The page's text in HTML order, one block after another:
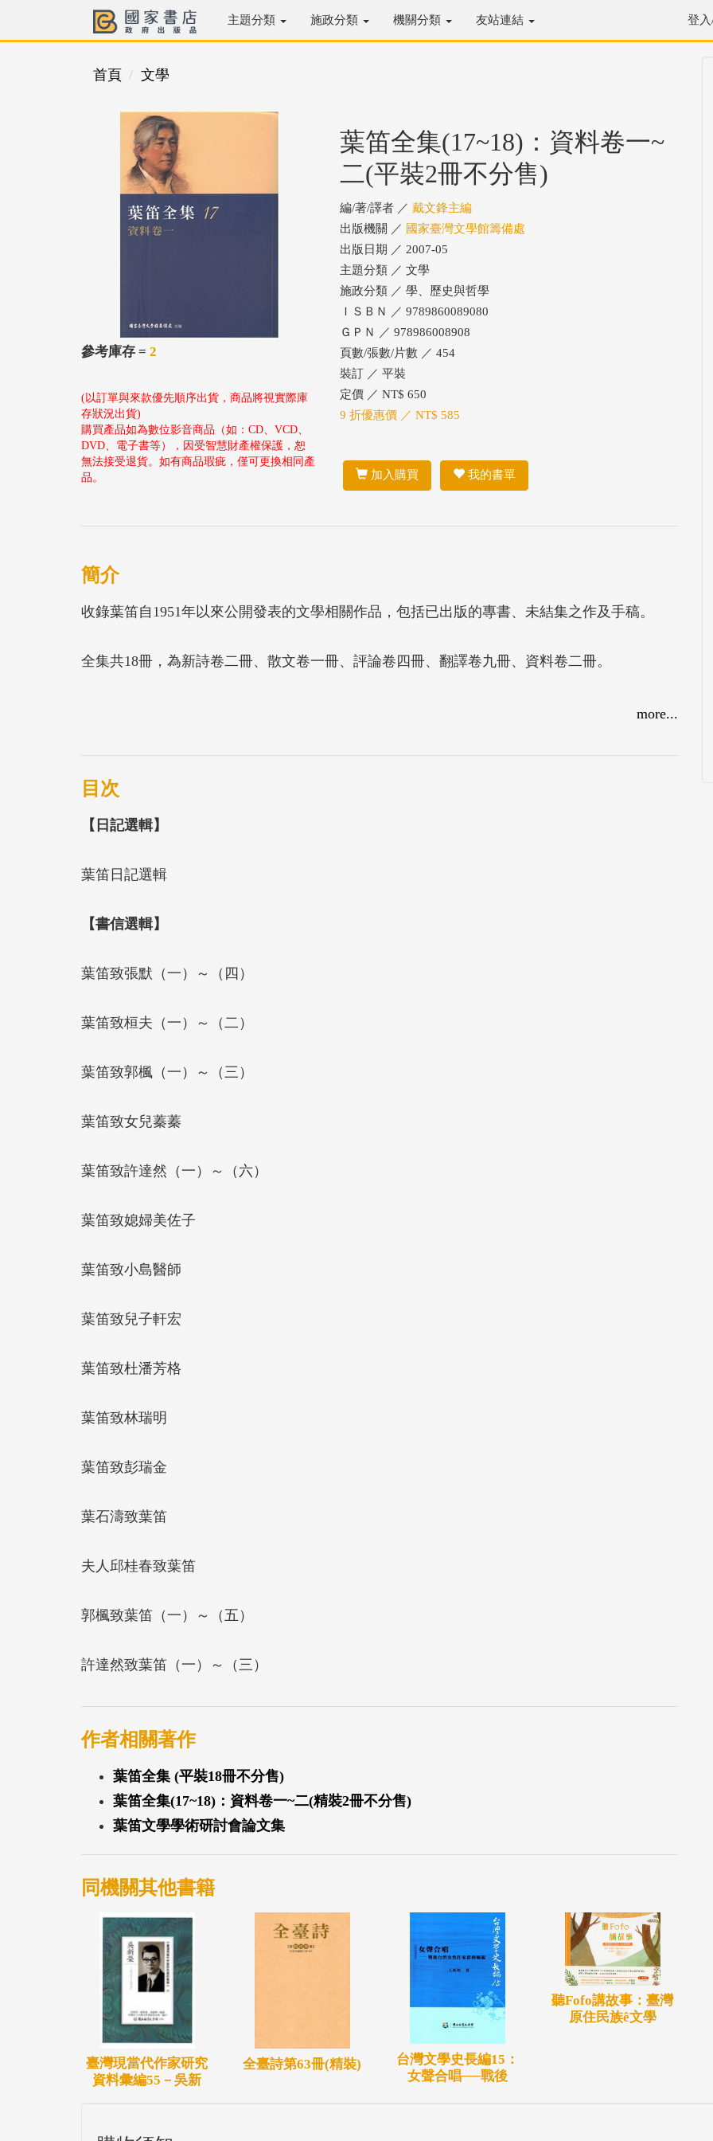
主題分類 施政分類 機關分類 友站連結 登
首頁 文學
參考庫存 = 2
(以訂單與來款優先順序出貨，商品將視實際庫
存狀況出貨)
購買產品如為數位影音商品（如：CD、VCD、
DVD、電子書等），因受智慧財產權保護，恕
無法接受退貨。如有商品瑕疵，僅可更換相同產
品。
葉笛全集(17~18)：資料卷一~
二(平裝2冊不分售)
編/著/譯者 ／ 戴文鋒主編
出版機關 ／ 國家臺灣文學館籌備處
出版日期 ／ 2007-05
主題分類 ／ 文學
施政分類 ／ 學、歷史與哲學
ＩＳＢＮ ／ 9789860089080
ＧＰＮ ／ 978986008908
頁數/張數/片數 ／ 454
裝訂 ／ 平裝
定價 ／ NT$ 650
9 折優惠價 ／ NT$ 585
加入購買 我的書單
簡介
收錄葉笛自1951年以來公開發表的文學相關作品，包括已出版的專書、未結集之作及手稿。
全集共18冊，為新詩卷二冊、散文卷一冊、評論卷四冊、翻譯卷九冊、資料卷二冊。
more...
目次
【日記選輯】
葉笛日記選輯
【書信選輯】
葉笛致張默（一）～（四）
葉笛致桓夫（一）～（二）
葉笛致郭楓（一）～（三）
葉笛致女兒蓁蓁
葉笛致許達然（一）～（六）
葉笛致媳婦美佐子
葉笛致小島醫師
葉笛致兒子軒宏
葉笛致杜潘芳格
葉笛致林瑞明
葉笛致彭瑞金
葉石濤致葉笛
夫人邱桂春致葉笛
郭楓致葉笛（一）～（五）
許達然致葉笛（一）～（三）
作者相關著作
葉笛全集 (平裝18冊不分售)
葉笛全集(17~18)：資料卷一~二(精裝2冊不分售)
葉笛文學學術研討會論文集
同機關其他書籍
臺灣現當代作家研究
資料彙編55－吳新
全臺詩第63冊(精裝)
台灣文學史長編15：
女聲合唱──戰後
聽Fofo講故事：臺灣
原住民族ê文學